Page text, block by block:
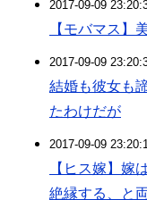
2017-09-09
【モバマス】
2017-09-09
結婚も彼女も
たわけだが
2017-09-09
【ヒス嫁】嫁
絶縁する、と